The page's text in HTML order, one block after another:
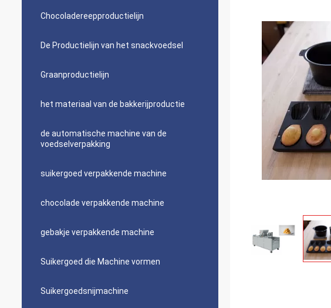
Chocoladereepproductielijn
De Productielijn van het snackvoedsel
Graanproductielijn
het materiaal van de bakkerijproductie
de automatische machine van de
voedselverpakking
suikergoed verpakkende machine
chocolade verpakkende machine
gebakje verpakkende machine
Suikergoed die Machine vormen
Suikergoedsnijmachine